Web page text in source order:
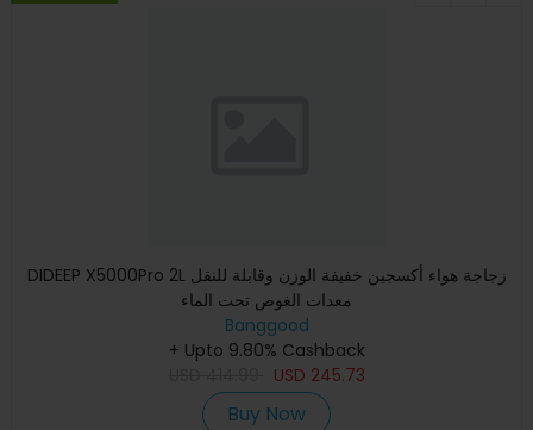
DIDEEP X5000Pro 2L زجاجة هواء أكسجين خفيفة الوزن وقابلة للنقل
معدات الغوص تحت الماء
Banggood
+ Upto 9.80% Cashback
USD 245.73
Buy Now